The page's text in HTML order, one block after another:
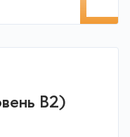
(уровень В2)